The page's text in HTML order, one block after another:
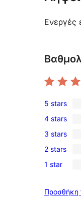
Ενεργές
2
5-
star
reviews
5 stars
1
4-
star
review
4 stars
0
3-
star
3 stars
0
2-
reviews
2 stars
0
1 star
Προσθήκη